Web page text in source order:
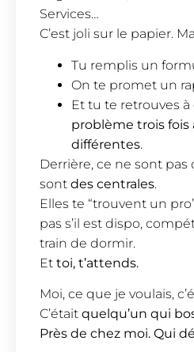
Services…
C’est joli sur le papier.
Tu remplis un
On te promet un
Et tu te retrouves à
problème trois fois
différentes.
Derrière, ce ne sont pas
sont des centrales.
Elles te “trouvent un
pas s’il est dispo,
train de dormir.
Et toi, t’attends.
Moi, ce que je voulais,
C’était quelqu’un qui
Près de chez moi. Qui